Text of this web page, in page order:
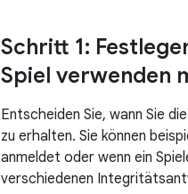
Schritt 1:
Spiel verwenden
Entscheiden Sie, wann Sie
zu erhalten. Sie können
anmeldet oder wenn ein
verschiedenen